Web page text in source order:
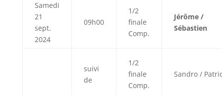
Samedi
21
sept.
2024
09h00
1/2
finale
Comp.
Jérôme /
Sébastien
suivi
de
1/2
finale
Comp.
Sandro /